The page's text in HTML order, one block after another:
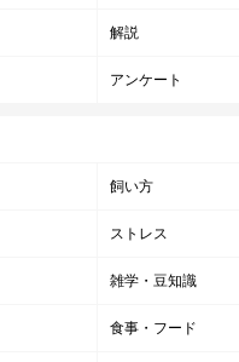
リー
解説
アンケート
飼い方
ストレス
雑学・豆知識
食事・フード